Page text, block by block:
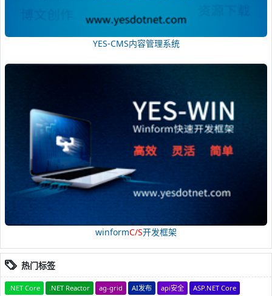
YES-CMS内容管理系统
winformC/S开发框架
热门标签
.NET Core .NET Reactor ag-grid AI发布 api安全
ASP.NET Core